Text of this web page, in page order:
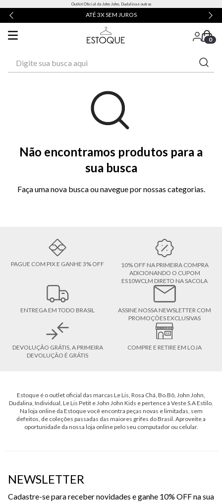
Outlet Oficial da John John, Dudalina e outras
ATÉ 3X SEM JUROS
0
Não encontramos produtos para a
sua busca
Faça uma nova busca ou navegue por nossas categorias.
PAGUE COM PIX E GANHE 3% OFF
10% OFF NA PRIMEIRA COMPRA
ADICIONANDO O CUPOM
ES10WCLM DIRETO NA SACOLA
ENTREGA EM TODO BRASIL
ASSINE NOSSA NEWSLETTER COM
PROMOÇÕES EXCLUSIVAS
DEVOLUÇÃO GRÁTIS, A PRIMEIRA
DEVOLUÇÃO É GRÁTIS
COMPRE E RETIRE EM LOJA
Estoque é o outlet oficial das marcas Le Lis, Rosa Chá, Bo.Bô, John John,
Dudalina, Individual, Le Lis Petit e John John Kids e pertence à Veste S.A Estilo.
Na loja online da Estoque você encontra peças novas e limitadas, sem
defeitos, de coleções passadas das maiores grifes do Brasil. Aproveite a
oportunidade da nossa loja online pelo seu computador ou celular.
NEWSLETTER
Cadastre-se para receber novidades e ganhe 10% OFF na sua